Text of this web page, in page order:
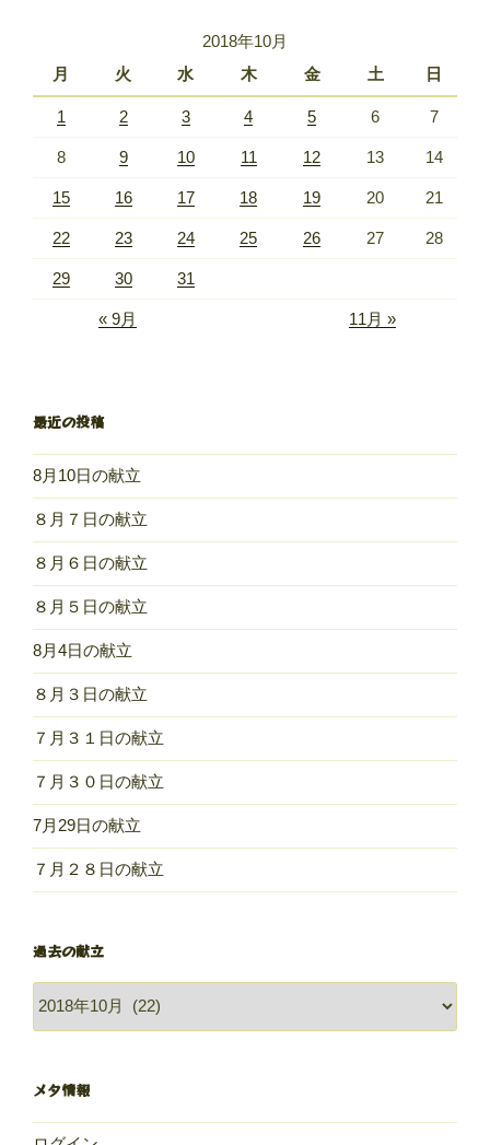
2018年10月
月
火 水 木 金 土 日
1 2 3 4 5 6 7
8 9 10 11 12 13 14
15 16 17 18 19 20 21
22 23 24 25 26 27 28
29 30 31
« 9月 11月 »
最近の投稿
8月10日の献立
８月７日の献立
８月６日の献立
８月５日の献立
8月4日の献立
８月３日の献立
７月３１日の献立
７月３０日の献立
7月29日の献立
７月２８日の献立
過去の献立
立
メタ情報